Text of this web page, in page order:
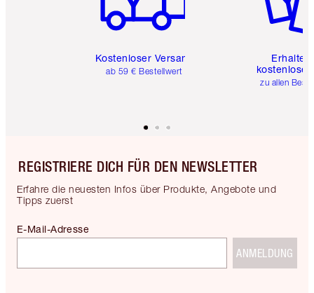
Kostenloser Versand
ab 59 € Bestellwert
Erhalte
kostenlose
zu allen
REGISTRIERE DICH FÜR DEN NEWSLETTER
Erfahre die neuesten Infos über Produkte, Angebote und
Tipps zuerst
E-Mail-Adresse
ANMELDUNG